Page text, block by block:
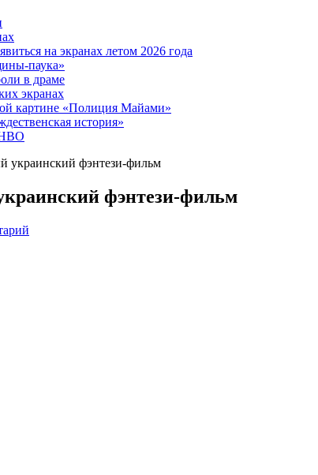
на экранах летом 2026 года
паука»
в драме
экранах
картине «Полиция Майами»
история»
украинский фэнтези-фильм
фэнтези-фильм